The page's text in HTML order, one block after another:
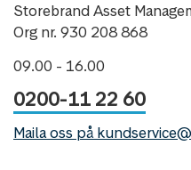
Storebrand Asset
Org nr. 930 208 868
09.00 - 16.00
0200-11 22 60
Maila oss på